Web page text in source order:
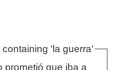
'la guerra'
prometió que iba a